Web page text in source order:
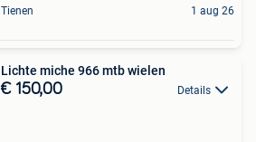
Tienen 1 aug 26
Lichte miche 966 mtb wielen
€ 150,00 Details